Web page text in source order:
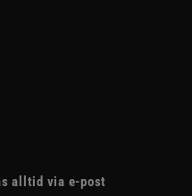
alltid via e-post